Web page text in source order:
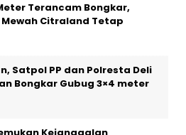
Terancam Bongkar,
Citraland Tetap
Satpol PP dan Polresta Deli
Bongkar Gubug 3×4 meter